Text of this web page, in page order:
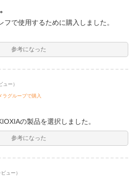
で使用するために購入しました。
参考になった
ュー）
ラグループで購入
の製品を選択しました。
参考になった
ュー）